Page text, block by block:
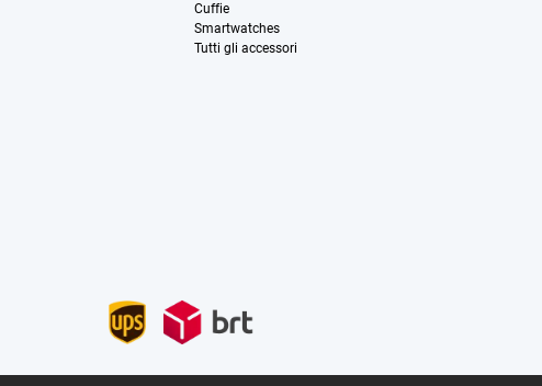
Cuffie
Smartwatches
Tutti gli accessori